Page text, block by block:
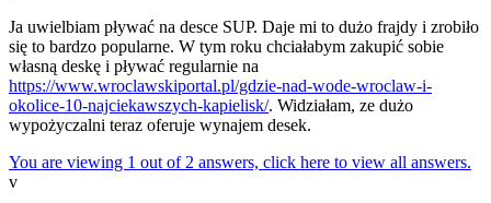
Ja uwielbiam pływać na desce SUP. Daje mi to dużo frajdy i zrobiło
się to bardzo popularne. W tym roku chciałabym zakupić sobie
własną deskę i pływać regularnie na
https://www.wroclawskiportal.pl/gdzie-nad-wode-wroclaw-i-
okolice-10-najciekawszych-kapielisk/. Widziałam, ze dużo
wypożyczalni teraz oferuje wynajem desek.
You are viewing 1 out of 2 answers, click here to view all answers.
v